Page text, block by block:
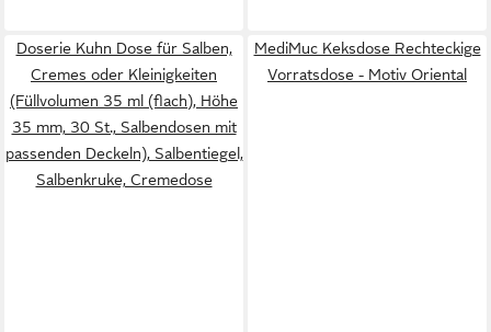
Doserie Kuhn Dose für Salben,
Cremes oder Kleinigkeiten
(Füllvolumen 35 ml (flach), Höhe
35 mm, 30 St., Salbendosen mit
passenden Deckeln), Salbentiegel,
Salbenkruke, Cremedose
MediMuc Keksdose Rechteckige
Vorratsdose - Motiv Oriental